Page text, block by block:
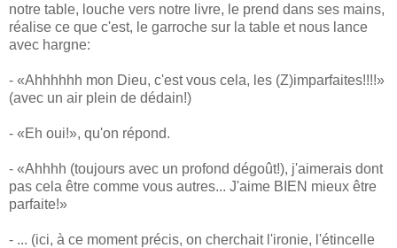
notre table, louche vers notre livre, le prend dans ses mains,
réalise ce que c'est, le garroche sur la table et nous lance
avec hargne:
- «Ahhhhhh mon Dieu, c'est vous cela, les (Z)imparfaites!!!!»
(avec un air plein de dédain!)
- «Eh oui!», qu'on répond.
- «Ahhhh (toujours avec un profond dégoût!), j'aimerais dont
pas cela être comme vous autres... J'aime BIEN mieux être
parfaite!»
- ... (ici, à ce moment précis, on cherchait l'ironie, l'étincelle